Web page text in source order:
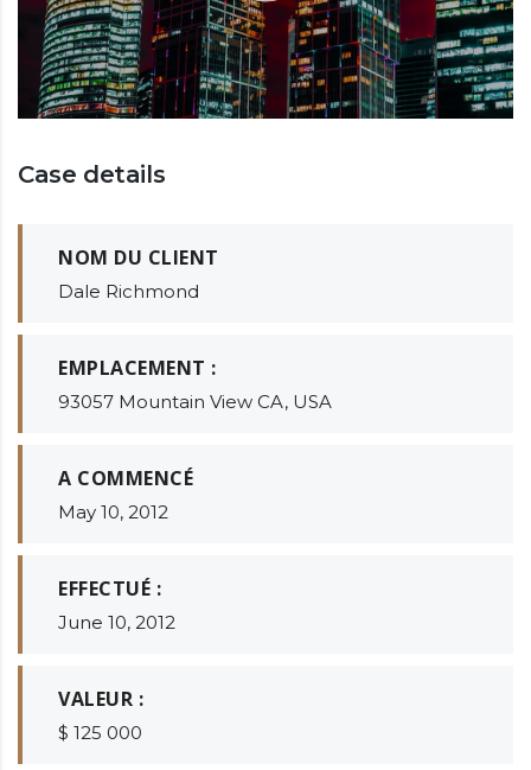
Case details
NOM DU CLIENT
Dale Richmond
EMPLACEMENT :
93057 Mountain View CA, USA
A COMMENCÉ
May 10, 2012
EFFECTUÉ :
June 10, 2012
VALEUR :
$ 125 000